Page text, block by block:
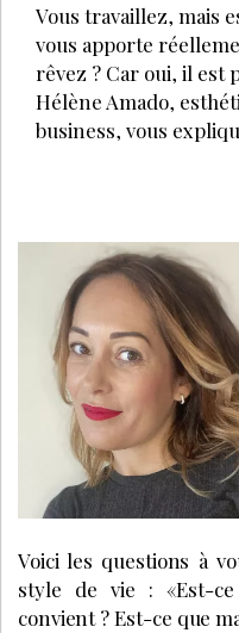
Vous travaillez, mais
vous apporte
rêvez ? Car oui, il est
Hélène Amado,
business, vous
Voici les questions à
style de vie : «Est-ce
convient ? Est-ce que